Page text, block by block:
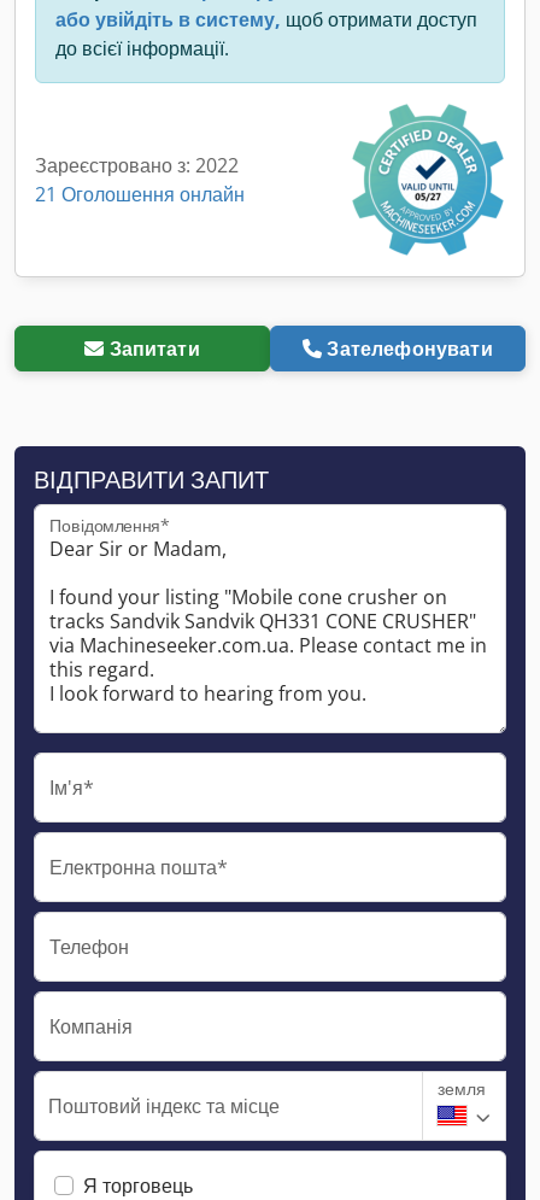
або увійдіть в систему, щоб отримати доступ
до всієї інформації.
Зареєстровано з: 2022
21 Оголошення онлайн
Запитати Зателефонувати
ВІДПРАВИТИ ЗАПИТ
Повідомлення*
Ім'я*
Електронна пошта*
Телефон
Компанія
Поштовий індекс та місце
земля
Я торговець